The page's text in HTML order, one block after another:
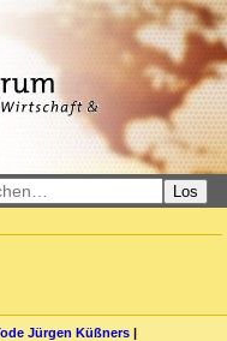
Los
Jürgen Küßners |